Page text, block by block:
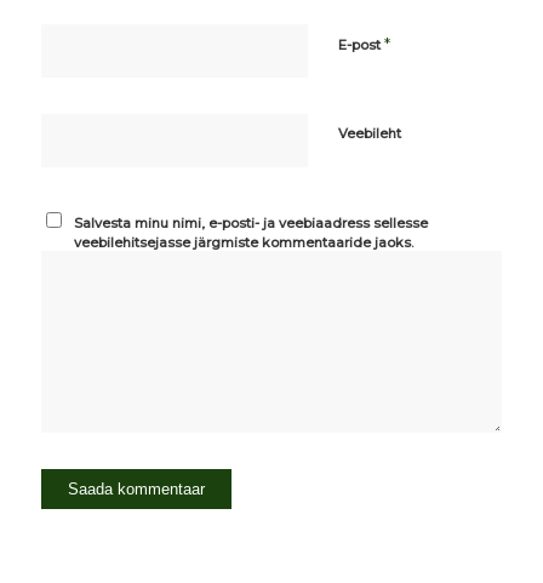
E-post*
Veebileht
Salvesta minu nimi, e-posti- ja veebiaadress sellesse
veebilehitsejasse järgmiste kommentaaride jaoks.